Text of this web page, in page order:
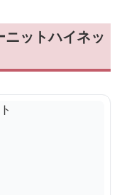
ットハイネッ